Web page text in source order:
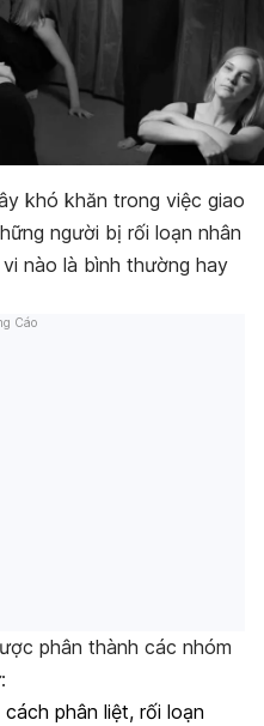
khó khăn trong việc giao
người bị rối loạn nhân
nào là bình thường hay
Cáo
phân thành các nhóm
phân liệt, rối loạn